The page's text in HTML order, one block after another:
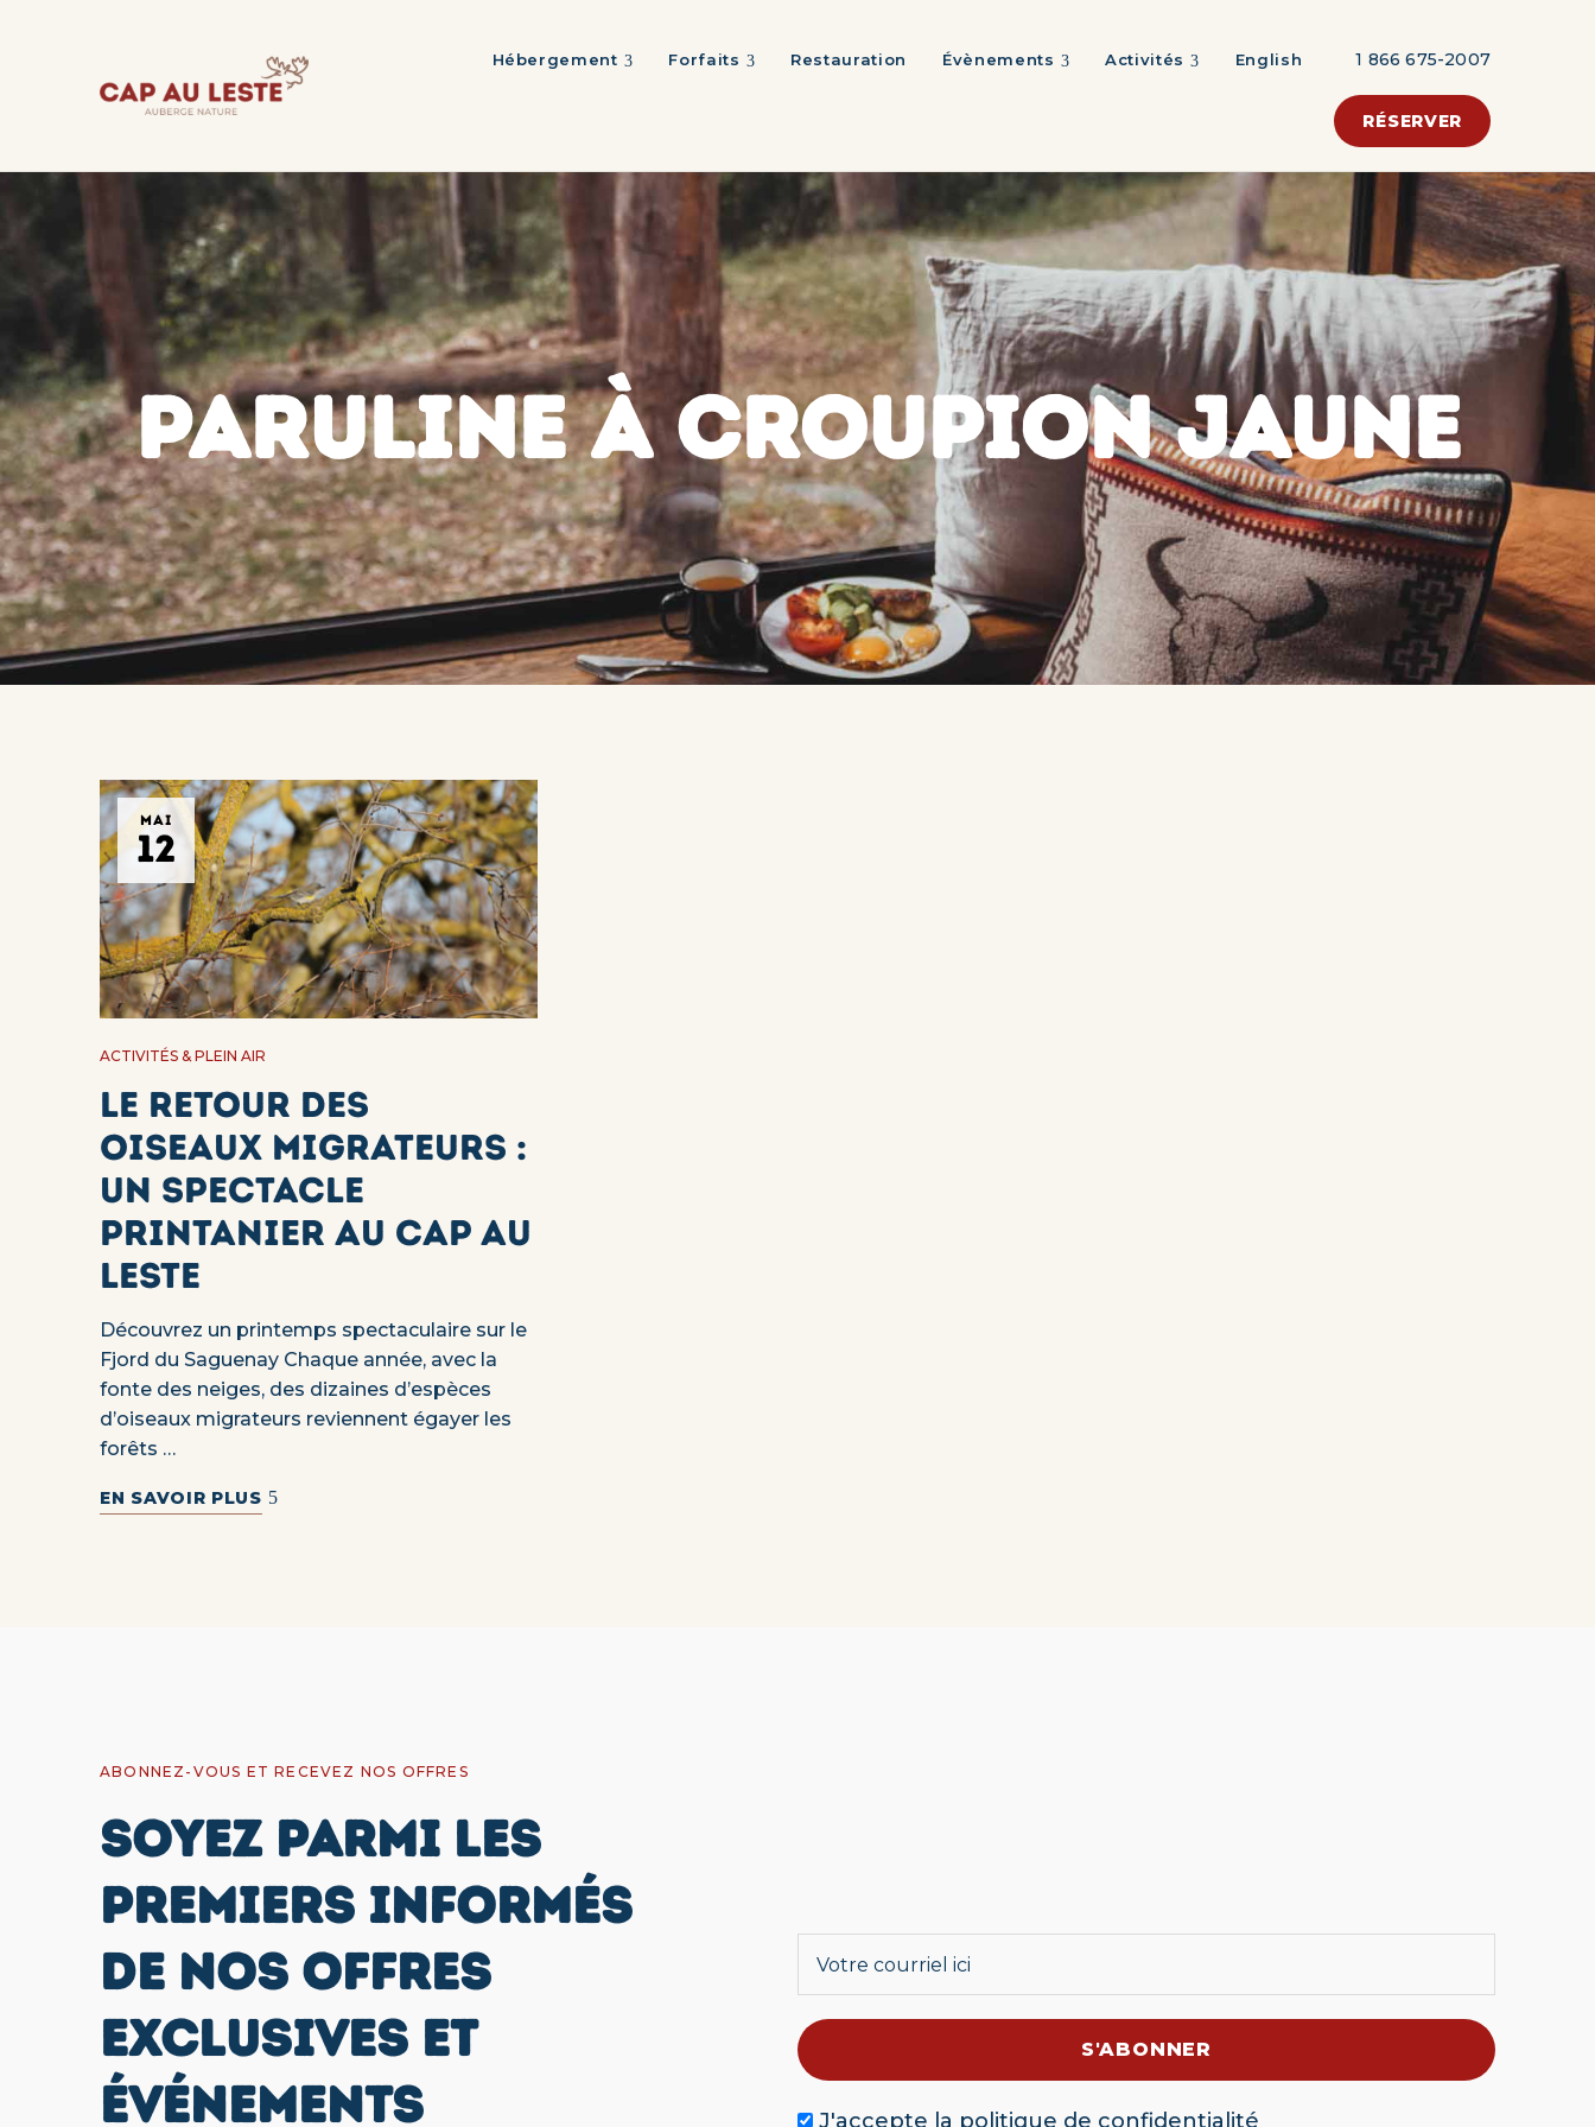
Hébergement Forfaits Restauration Évènements Activités English 1 866 675-2007
RÉSERVER
PARULINE À CROUPION JAUNE
MAI
12
ACTIVITÉS & PLEIN AIR
Le retour des
oiseaux migrateurs :
un spectacle
printanier au Cap au
Leste
Découvrez un printemps spectaculaire sur le
Fjord du Saguenay Chaque année, avec la
fonte des neiges, des dizaines d’espèces
d’oiseaux migrateurs reviennent égayer les
forêts …
EN SAVOIR PLUS
ABONNEZ-VOUS ET RECEVEZ NOS OFFRES
SOYEZ PARMI LES
PREMIERS INFORMÉS
DE NOS OFFRES
EXCLUSIVES ET
ÉVÉNEMENTS
J'accepte la politique de confidentialité